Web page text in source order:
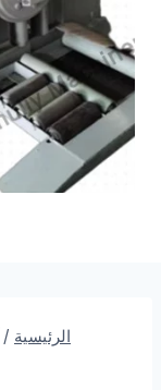
الرئيسية /